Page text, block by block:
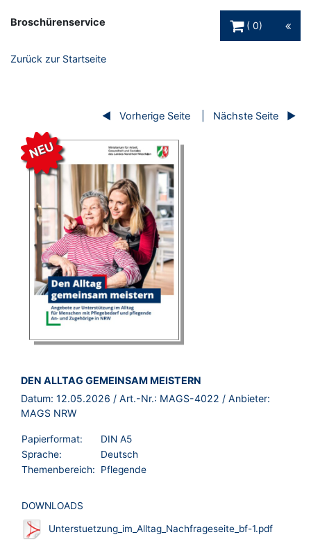
Broschürenservice
0
Zurück zur Startseite
Vorherige Seite Nächste Seite
NEU
BROSCHÜRE:
DEN ALLTAG GEMEINSAM MEISTERN
Datum: 12.05.2026 / Art.-Nr.: MAGS-4022 / Anbieter:
MAGS NRW
Papierformat:
DIN A5
Sprache:
Deutsch
Themenbereich:
Pflegende
DOWNLOADS
Unterstuetzung_im_Alltag_Nachfrageseite_bf-1.pdf